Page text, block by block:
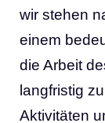
wir stehen
einem
die Arbeit
langfristig
Aktivitäten